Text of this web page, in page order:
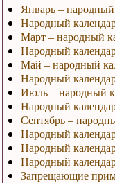
Январь –
Народный
Март – народный
Народный
Май – народный
Народный
Июль – народный
Народный
Сентябрь –
Народный
Народный
Народный
Запрещающие